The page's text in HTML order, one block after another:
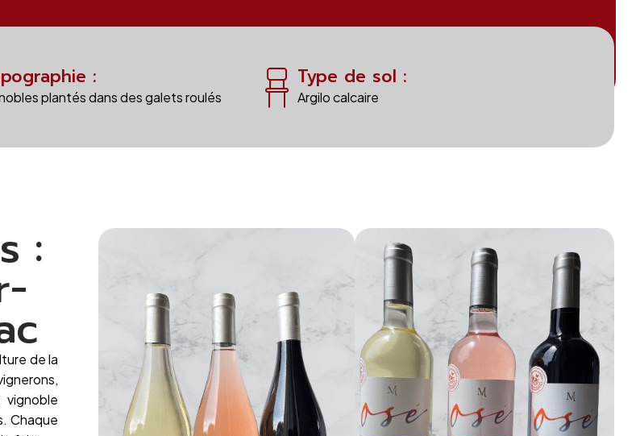
:
plantés dans des galets roulés
Type de sol :
Argilo calcaire
:
de la
Chaque